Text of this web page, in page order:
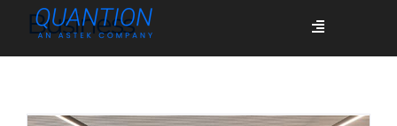
Toggle
Business